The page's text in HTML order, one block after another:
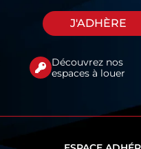
J'ADHÈRE
Découvrez nos
espaces à louer